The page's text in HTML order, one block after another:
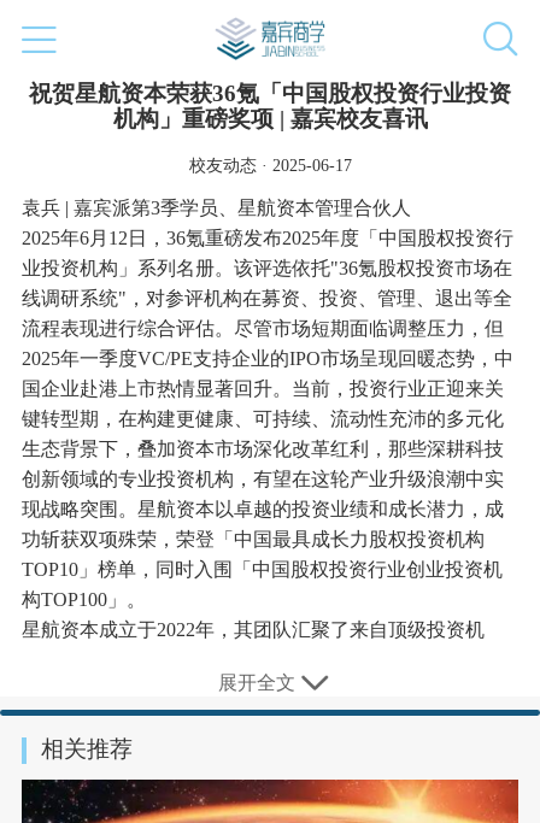
祝贺星航资本荣获36氪「中国股权投资行业投资
机构」重磅奖项 | 嘉宾校友喜讯
校友动态 · 2025-06-17
袁兵 | 嘉宾派第3季学员、星航资本管理合伙人
2025年6月12日，36氪重磅发布2025年度「中国股权投资行
业投资机构」系列名册。该评选依托"36氪股权投资市场在
线调研系统"，对参评机构在募资、投资、管理、退出等全
流程表现进行综合评估。尽管市场短期面临调整压力，但
2025年一季度VC/PE支持企业的IPO市场呈现回暖态势，中
国企业赴港上市热情显著回升。当前，投资行业正迎来关
键转型期，在构建更健康、可持续、流动性充沛的多元化
生态背景下，叠加资本市场深化改革红利，那些深耕科技
创新领域的专业投资机构，有望在这轮产业升级浪潮中实
现战略突围。星航资本以卓越的投资业绩和成长潜力，成
功斩获双项殊荣，荣登「中国最具成长力股权投资机构
TOP10」榜单，同时入围「中国股权投资行业创业投资机
构TOP100」。
星航资本成立于2022年，其团队汇聚了来自顶级投资机
+科技”的复合型投资能力。不同于传统VC的广撒网模式，
星航资本更注重深度行业研究，以精准投资策略，聚焦于
智能电动汽车产业链、清洁能源等硬科技赛道挖掘高成长
性企业。在中国股权投资行业蓬勃发展的浪潮中，星航资
本凭借前瞻性的投资布局和卓越的业绩表现，逐渐成长为
展开全文
相关推荐